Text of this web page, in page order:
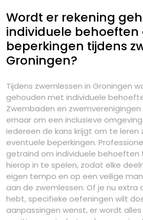
Wordt er rekening
individuele behoeften
beperkingen tijdens
Groningen?
Tijdens zwemlessen in Groningen
gehouden met individuele
Zwembaden en
ernaar om een inclusieve
iedereen de kans krijgt om te
eventuele beperkingen.
getraind om individuele behoeften
hierop in te spelen, zodat elke
eigen tempo en op een veilige
aan de zwemlessen. Of je nu extra
hebt, specifieke oefeningen wilt
aanpassingen wenst, er wordt